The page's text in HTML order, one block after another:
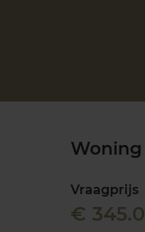
Vraagprijs
€